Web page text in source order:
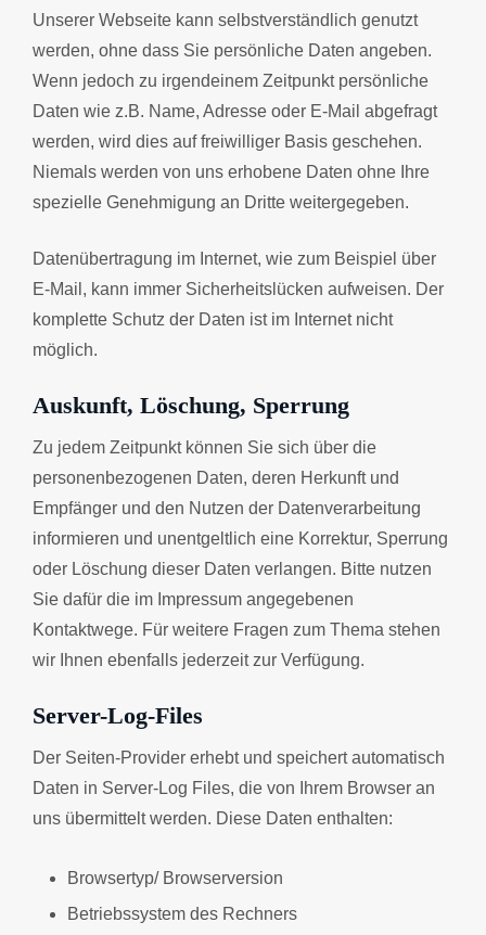
Unserer Webseite kann selbstverständlich genutzt
werden, ohne dass Sie persönliche Daten angeben.
Wenn jedoch zu irgendeinem Zeitpunkt persönliche
Daten wie z.B. Name, Adresse oder E-Mail abgefragt
werden, wird dies auf freiwilliger Basis geschehen.
Niemals werden von uns erhobene Daten ohne Ihre
spezielle Genehmigung an Dritte weitergegeben.
Datenübertragung im Internet, wie zum Beispiel über
E-Mail, kann immer Sicherheitslücken aufweisen. Der
komplette Schutz der Daten ist im Internet nicht
möglich.
Auskunft, Löschung, Sperrung
Zu jedem Zeitpunkt können Sie sich über die
personenbezogenen Daten, deren Herkunft und
Empfänger und den Nutzen der Datenverarbeitung
informieren und unentgeltlich eine Korrektur, Sperrung
oder Löschung dieser Daten verlangen. Bitte nutzen
Sie dafür die im Impressum angegebenen
Kontaktwege. Für weitere Fragen zum Thema stehen
wir Ihnen ebenfalls jederzeit zur Verfügung.
Server-Log-Files
Der Seiten-Provider erhebt und speichert automatisch
Daten in Server-Log Files, die von Ihrem Browser an
uns übermittelt werden. Diese Daten enthalten:
Browsertyp/ Browserversion
Betriebssystem des Rechners